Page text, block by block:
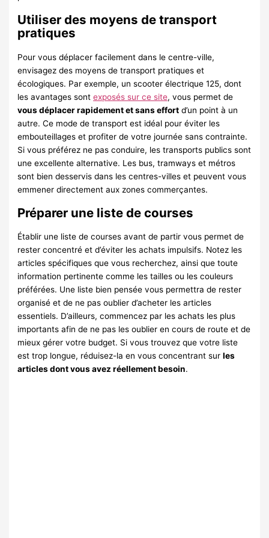
Utiliser des moyens de transport
pratiques
Pour vous déplacer facilement dans le centre-ville,
envisagez des moyens de transport pratiques et
écologiques. Par exemple, un scooter électrique 125, dont
les avantages sontexposés sur ce site, vous permet de
vous déplacer rapidement et sans effort d’un point à un
autre. Ce mode de transport est idéal pour éviter les
embouteillages et profiter de votre journée sans contrainte.
Si vous préférez ne pas conduire, les transports publics sont
une excellente alternative. Les bus, tramways et métros
sont bien desservis dans les centres-villes et peuvent vous
emmener directement aux zones commerçantes.
Préparer une liste de courses
Établir une liste de courses avant de partir vous permet de
rester concentré et d’éviter les achats impulsifs. Notez les
articles spécifiques que vous recherchez, ainsi que toute
information pertinente comme les tailles ou les couleurs
préférées. Une liste bien pensée vous permettra de rester
organisé et de ne pas oublier d’acheter les articles
essentiels. D’ailleurs, commencez par les achats les plus
importants afin de ne pas les oublier en cours de route et de
mieux gérer votre budget. Si vous trouvez que votre liste
est trop longue, réduisez-la en vous concentrant surles
articles dont vous avez réellement besoin.